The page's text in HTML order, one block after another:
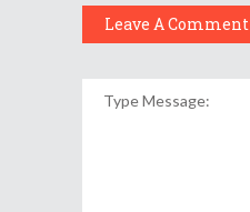
Leave A Comment